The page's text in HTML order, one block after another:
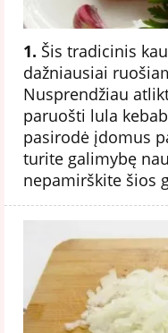
1. Šis tradicinis
dažniausiai
Nusprendžiau
paruošti lula
pasirodė įdomus
turite galimybę
nepamirškite šios